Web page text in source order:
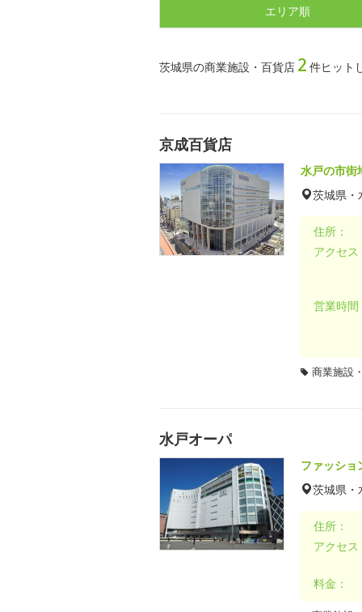
エリア順
茨城県の商業施設・百貨店 2 件ヒット
京成百貨店
水戸の市街
茨城県・
住所：
アクセス
営業時間
商業施設
水戸オーパ
ファッショ
茨城県・
住所：
アクセス
料金：